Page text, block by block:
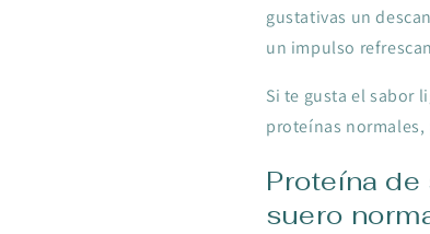
gustativas un
un impulso
Si te gusta el sabor
proteínas normales,
Proteína
suero